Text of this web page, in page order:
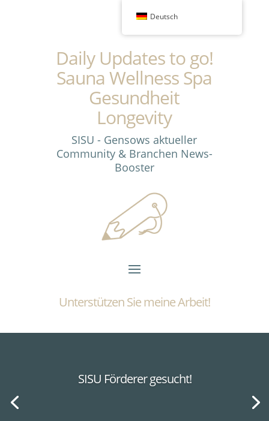
Daily Updates to go!
Sauna Wellness Spa
Gesundheit
Longevity
SISU - Gensows aktueller
Community & Branchen News-
Booster
Unterstützen Sie meine Arbeit!
SISU Förderer gesucht!
Deutsch